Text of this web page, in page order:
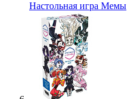
Настольная игра Мемы